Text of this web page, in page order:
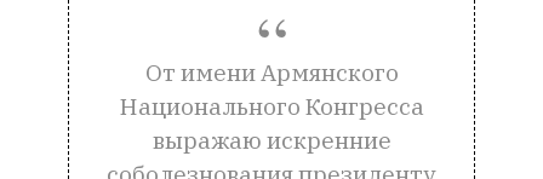
От имени Армянского
Национального Конгресса
выражаю искренние